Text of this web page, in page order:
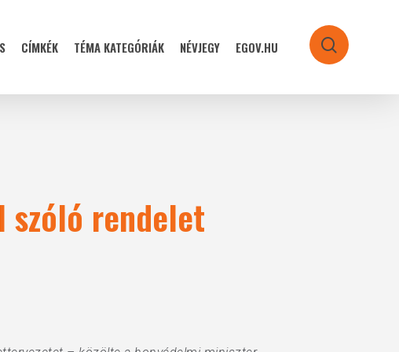
CÍMKÉK TÉMA KATEGÓRIÁK NÉVJEGY EGOV.HU search
szóló rendelet